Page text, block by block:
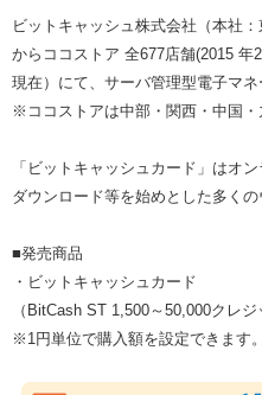
ビットキャッシュ株式会社（本社
からココストア 全677店舗(2015 年
現在）にて、サーバ管理型電子マ
※ココストアは中部・関西・中国
「ビットキャッシュカード」はオ
ダウンロード等を始めとした多く
■発売商品
・ビットキャッシュカード
（BitCash ST 1,500～50,000クレ
※1円単位で購入額を設定できます。